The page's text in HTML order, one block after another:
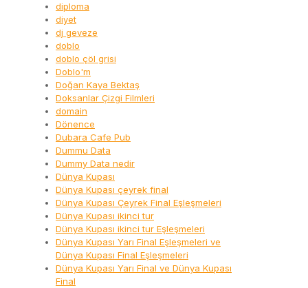
diploma
diyet
dj geveze
doblo
doblo çöl grisi
Doblo'm
Doğan Kaya Bektaş
Doksanlar Çizgi Filmleri
domain
Dönence
Dubara Cafe Pub
Dummu Data
Dummy Data nedir
Dünya Kupası
Dünya Kupası çeyrek final
Dünya Kupası Çeyrek Final Eşleşmeleri
Dünya Kupası ikinci tur
Dünya Kupası ikinci tur Eşleşmeleri
Dünya Kupası Yarı Final Eşleşmeleri ve
Dünya Kupası Final Eşleşmeleri
Dünya Kupası Yarı Final ve Dünya Kupası
Final